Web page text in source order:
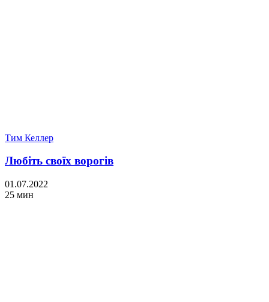
Тим Келлер
Любіть своїх ворогів
01.07.2022
25 мин